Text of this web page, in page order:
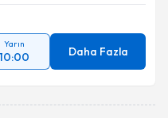
Yarın
10:00 Daha Fazla